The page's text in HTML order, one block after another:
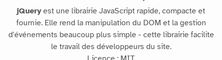
jQuery est une librairie JavaScript rapide, compacte et
fournie. Elle rend la manipulation du DOM et la gestion
d'événements beaucoup plus simple - cette librairie facilite
le travail des développeurs du site.